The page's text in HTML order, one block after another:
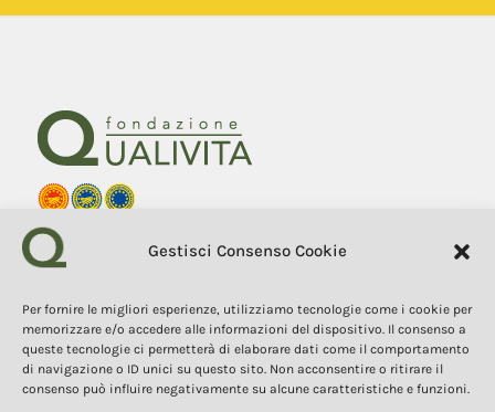
Gestisci Consenso Cookie
Per fornire le migliori esperienze, utilizziamo tecnologie come i cookie per
memorizzare e/o accedere alle informazioni del dispositivo. Il consenso a
queste tecnologie ci permetterà di elaborare dati come il comportamento
di navigazione o ID unici su questo sito. Non acconsentire o ritirare il
consenso può influire negativamente su alcune caratteristiche e funzioni.
Fondazione Qualivita
Sede Via Fontebranda 69
COPYRIGHT 2025
I contenuti, i testi e le immagini di questo sito web sono di
proprietà della Fondazione Qualivita e sono protetti dal diritto
d’autore e dalla normativa sulla proprietà intellettuale. È vietata la